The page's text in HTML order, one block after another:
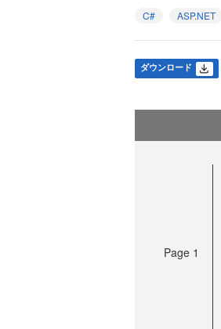
C# ASP.NET
ダウンロード
Page 1